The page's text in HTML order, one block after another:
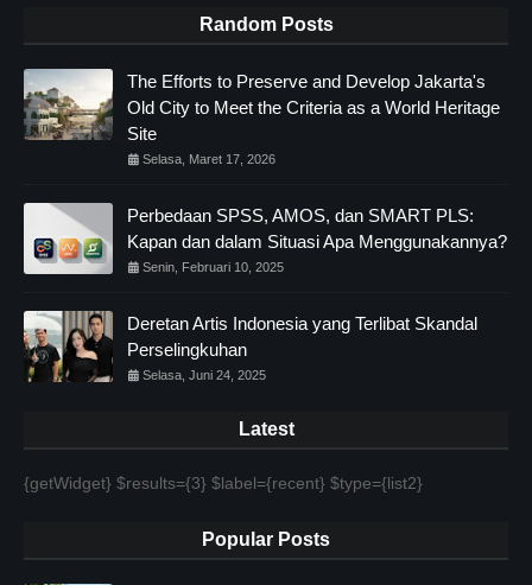
Random Posts
The Efforts to Preserve and Develop Jakarta's
Old City to Meet the Criteria as a World Heritage
Site
Selasa, Maret 17, 2026
Perbedaan SPSS, AMOS, dan SMART PLS:
Kapan dan dalam Situasi Apa Menggunakannya?
Senin, Februari 10, 2025
Deretan Artis Indonesia yang Terlibat Skandal
Perselingkuhan
Selasa, Juni 24, 2025
Latest
{getWidget} $results={3} $label={recent} $type={list2}
Popular Posts